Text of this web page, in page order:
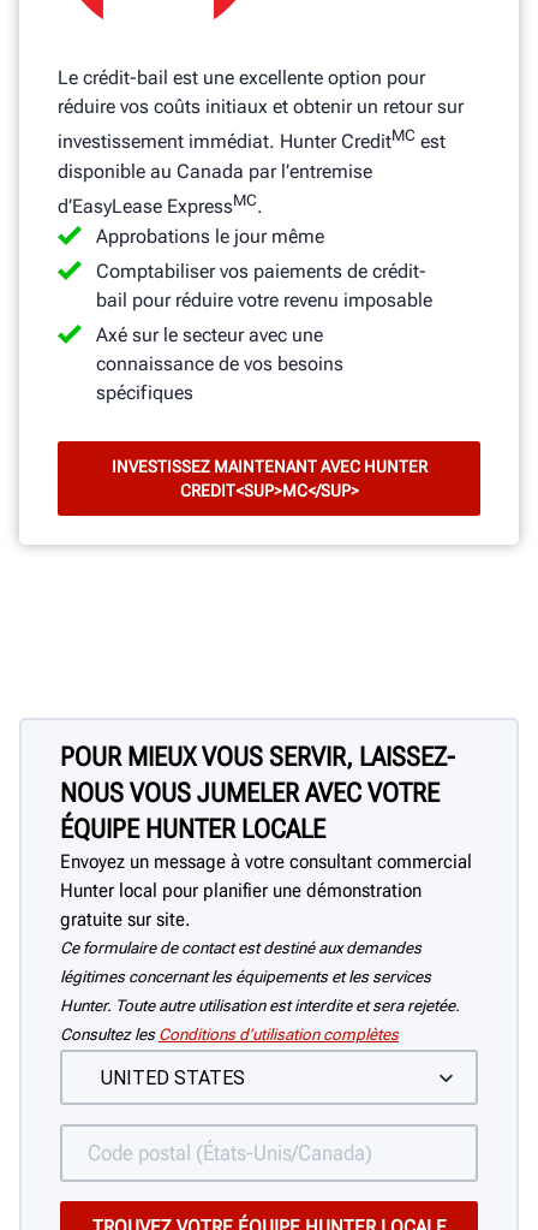
Le crédit-bail est une excellente option pour
réduire vos coûts initiaux et obtenir un retour sur
investissement immédiat. Hunter CreditMC est
disponible au Canada par l’entremise
d’EasyLease ExpressMC.
Approbations le jour même
Comptabiliser vos paiements de crédit-
bail pour réduire votre revenu imposable
Axé sur le secteur avec une
connaissance de vos besoins
spécifiques
INVESTISSEZ MAINTENANT AVEC HUNTER
CREDIT<SUP>MC</SUP>
POUR MIEUX VOUS SERVIR, LAISSEZ-
NOUS VOUS JUMELER AVEC VOTRE
ÉQUIPE HUNTER LOCALE
Envoyez un message à votre consultant commercial
Hunter local pour planifier une démonstration
gratuite sur site.
Ce formulaire de contact est destiné aux demandes
légitimes concernant les équipements et les services
Hunter. Toute autre utilisation est interdite et sera rejetée.
Consultez les Conditions d’utilisation complètes